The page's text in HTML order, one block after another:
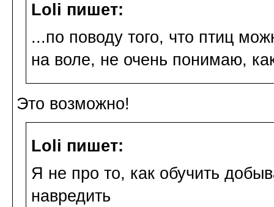
Loli пишет:
...по поводу того, что птиц
на воле, не очень понимаю,
Это возможно!
Loli пишет:
Я не про то, как обучить
навредить